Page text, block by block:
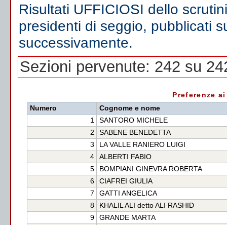
Risultati UFFICIOSI dello
presidenti di seggio, pubblicati
successivamente.
Sezioni pervenute: 242 su
Preferenze
Numero
Cognome e nome
1
SANTORO MICHELE
2
SABENE BENEDETTA
3
LA VALLE RANIERO LUIGI
4
ALBERTI FABIO
5
BOMPIANI GINEVRA ROBERTA
6
CIAFREI GIULIA
7
GATTI ANGELICA
8
KHALIL ALI detto ALI RASHID
9
GRANDE MARTA